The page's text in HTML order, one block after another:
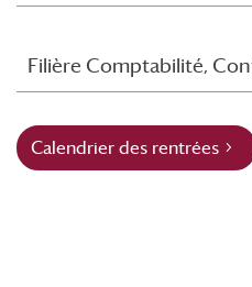
Filière Comptabilité,
Calendrier des rentrées